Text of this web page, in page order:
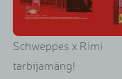
Schweppes x Rimi
tarbijamäng!